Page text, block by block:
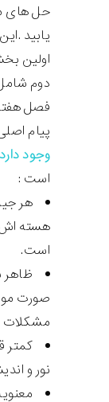
حل های
یابید
اولین
دوم
فصل
پیام
وجود دارد
است :
هر
هسته اش
است.
صورت
مشکلات
کمتر
نور و